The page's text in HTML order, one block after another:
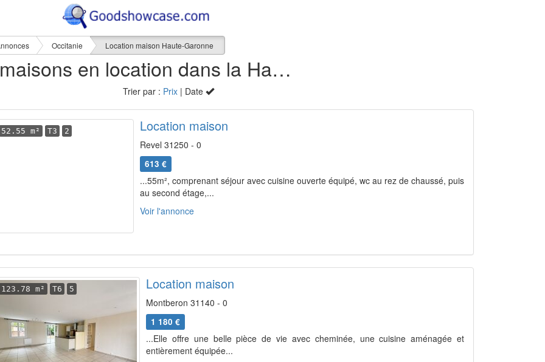
Occitanie Location maison Haute-Garonne
47 maisons en location dans la Haute-Garonne (31)
Trier par : Prix| Date
52.55 m² T3 2 Location maison
Revel 31250 - 0
613 €
...55m², comprenant séjour avec cuisine ouverte équipé, wc au rez de chaussé, puis
au second étage,...
Voir l'annonce
123.78 m² T6 5 Location maison
Montberon 31140 - 0
1 180 €
...Elle offre une belle pièce de vie avec cheminée, une cuisine aménagée et
entièrement équipée...